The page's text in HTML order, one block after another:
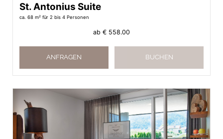
St. Antonius Suite
ca. 68 m² für 2 bis 4 Personen
ab € 558.00
ANFRAGEN BUCHEN